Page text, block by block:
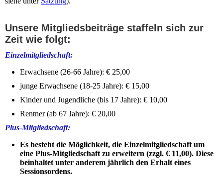
Unsere Mitgliedsbeiträge staffeln sich zur
Zeit wie folgt:
Einzelmitgliedschaft:
Erwachsene (26-66 Jahre): € 25,00
junge Erwachsene (18-25 Jahre): € 15,00
Kinder und Jugendliche (bis 17 Jahre): € 10,00
Rentner (ab 67 Jahre): € 20,00
Plus-Mitgliedschaft:
Es besteht die Möglichkeit, die Einzelmitgliedschaft um
eine Plus-Mitgliedschaft zu erweitern (zzgl. € 11,00). Diese
beinhaltet unter anderem jährlich den Erhalt eines
Sessionsordens.